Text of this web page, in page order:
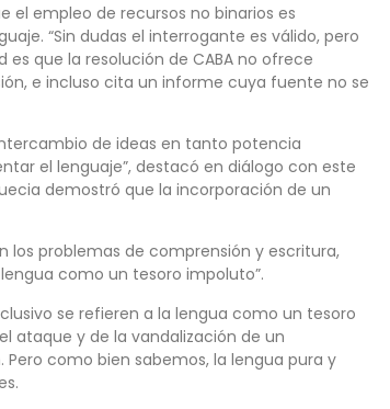
el empleo de recursos no binarios es
“Sin dudas el interrogante es válido, pero
que la resolución de CABA no ofrece
e incluso cita un informe cuya fuente no se
de ideas en tanto potencia
el lenguaje”, destacó en diálogo con este
demostró que la incorporación de un
los problemas de comprensión y escritura,
como un tesoro impoluto”.
se refieren a la lengua como un tesoro
ataque y de la vandalización de un
como bien sabemos, la lengua pura y